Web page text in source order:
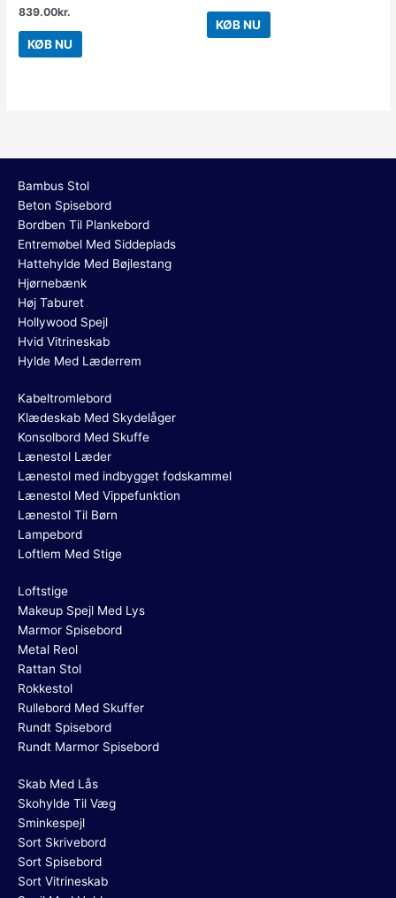
839.00kr.
KØB NU
KØB NU
Bambus Stol
Beton Spisebord
Bordben Til Plankebord
Entremøbel Med Siddeplads
Hattehylde Med Bøjlestang
Hjørnebænk
Høj Taburet
Hollywood Spejl
Hvid Vitrineskab
Hylde Med Læderrem
Kabeltromlebord
Klædeskab Med Skydelåger
Konsolbord Med Skuffe
Lænestol Læder
Lænestol med indbygget fodskammel
Lænestol Med Vippefunktion
Lænestol Til Børn
Lampebord
Loftlem Med Stige
Loftstige
Makeup Spejl Med Lys
Marmor Spisebord
Metal Reol
Rattan Stol
Rokkestol
Rullebord Med Skuffer
Rundt Spisebord
Rundt Marmor Spisebord
Skab Med Lås
Skohylde Til Væg
Sminkespejl
Sort Skrivebord
Sort Spisebord
Sort Vitrineskab